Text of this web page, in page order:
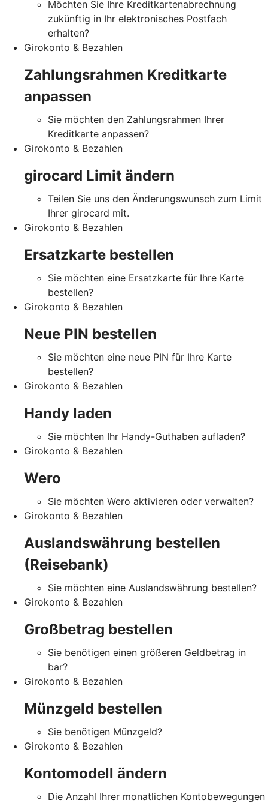
Möchten Sie Ihre Kreditkartenabrechnung
zukünftig in Ihr elektronisches Postfach
erhalten?
Girokonto & Bezahlen
Zahlungsrahmen Kreditkarte
anpassen
Sie möchten den Zahlungsrahmen Ihrer
Kreditkarte anpassen?
Girokonto & Bezahlen
girocard Limit ändern
Teilen Sie uns den Änderungswunsch zum Limit
Ihrer girocard mit.
Girokonto & Bezahlen
Ersatzkarte bestellen
Sie möchten eine Ersatzkarte für Ihre Karte
bestellen?
Girokonto & Bezahlen
Neue PIN bestellen
Sie möchten eine neue PIN für Ihre Karte
bestellen?
Girokonto & Bezahlen
Handy laden
Sie möchten Ihr Handy-Guthaben aufladen?
Girokonto & Bezahlen
Wero
Sie möchten Wero aktivieren oder verwalten?
Girokonto & Bezahlen
Auslandswährung bestellen
(Reisebank)
Sie möchten eine Auslandswährung bestellen?
Girokonto & Bezahlen
Großbetrag bestellen
Sie benötigen einen größeren Geldbetrag in
bar?
Girokonto & Bezahlen
Münzgeld bestellen
Sie benötigen Münzgeld?
Girokonto & Bezahlen
Kontomodell ändern
Die Anzahl Ihrer monatlichen Kontobewegungen